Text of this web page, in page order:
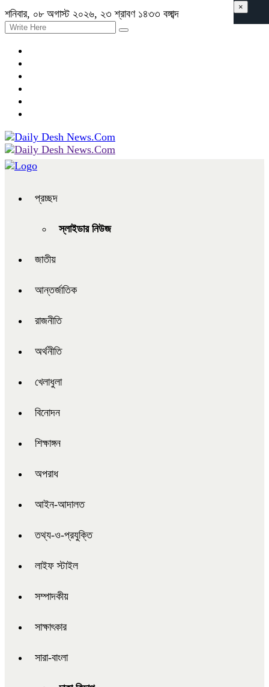
শনিবার, ০৮ অগাস্ট ২০২৬, ২৩ শ্রাবণ ১৪৩৩ বঙ্গাব্দ
প্রচ্ছদ
স্লাইডার নিউজ
জাতীয়
আন্তর্জাতিক
রাজনীতি
অর্থনীতি
খেলাধুলা
বিনোদন
শিক্ষাঙ্গন
অপরাধ
আইন-আদালত
তথ্য-ও-প্রযুক্তি
লাইফ স্টাইল
সম্পাদকীয়
সাক্ষাৎকার
সারা-বাংলা
×